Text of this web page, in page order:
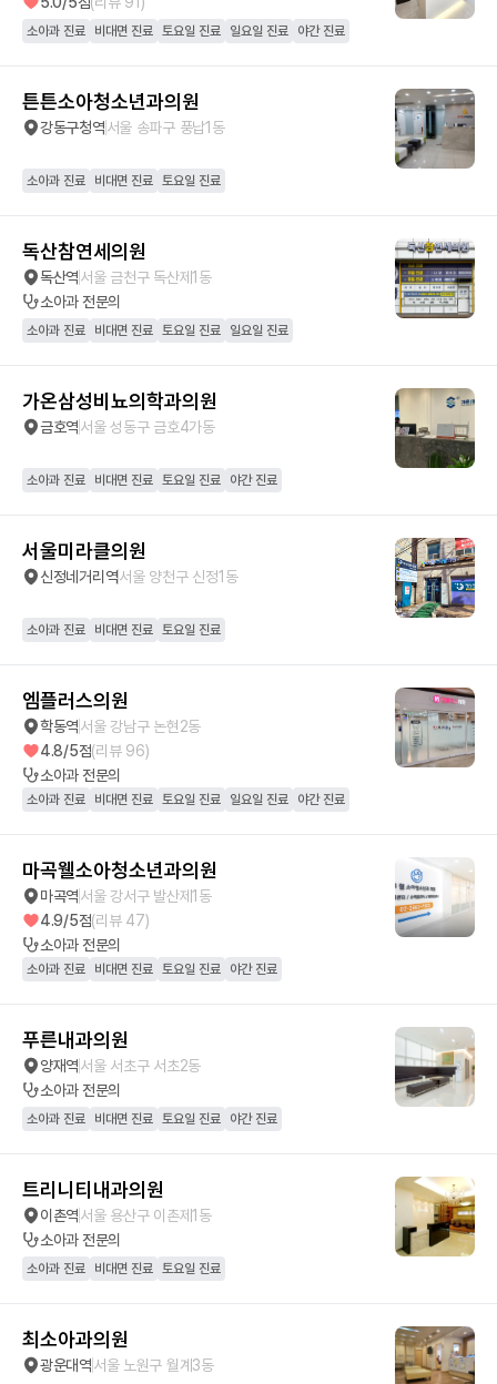
소아과 진료 비대면 진료 토요일 진료 일요일 진료 야간 진료
튼튼소아청소년과의원
강동구청역서울 송파구 풍납1동
소아과 진료 비대면 진료 토요일 진료
독산참연세의원
독산역서울 금천구 독산제1동
소아과전문의
소아과 진료 비대면 진료 토요일 진료 일요일 진료
가온삼성비뇨의학과의원
금호역서울 성동구 금호4가동
소아과 진료 비대면 진료 토요일 진료 야간 진료
서울미라클의원
신정네거리역서울 양천구 신정1동
소아과 진료 비대면 진료 토요일 진료
엠플러스의원
학동역서울 강남구 논현2동
4.8/5점(리뷰 96)
소아과전문의
소아과 진료 비대면 진료 토요일 진료 일요일 진료 야간 진료
마곡웰소아청소년과의원
마곡역서울 강서구 발산제1동
4.9/5점(리뷰 47)
소아과전문의
소아과 진료 비대면 진료 토요일 진료 야간 진료
푸른내과의원
양재역서울 서초구 서초2동
소아과전문의
소아과 진료 비대면 진료 토요일 진료 야간 진료
트리니티내과의원
이촌역서울 용산구 이촌제1동
소아과전문의
소아과 진료 비대면 진료 토요일 진료
최소아과의원
광운대역서울 노원구 월계3동